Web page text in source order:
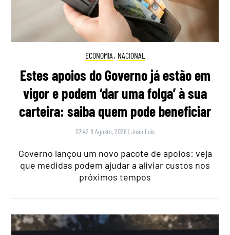
ECONOMIA , NACIONAL
Estes apoios do Governo já estão em
vigor e podem ‘dar uma folga’ à sua
carteira: saiba quem pode beneficiar
07:42 8 Agosto, 2026 |João Luís
Governo lançou um novo pacote de apoios: veja
que medidas podem ajudar a aliviar custos nos
próximos tempos